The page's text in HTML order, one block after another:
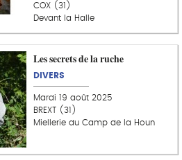
COX (31)
Devant la Halle
Les secrets de la ruche
DIVERS
Mardi 19 août 2025
BREXT (31)
Miellerie du Camp de la Houn